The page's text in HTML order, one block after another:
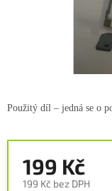
199 Kč
199 Kč bez DPH
Použitý díl – jedná se o